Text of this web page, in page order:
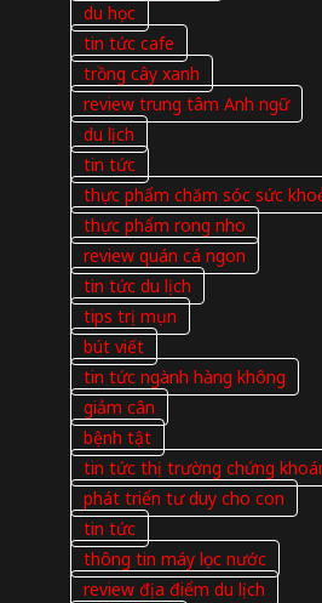
du học
tin tức cafe
trồng cây xanh
review trung tâm Anh ngữ
du lịch
tin tức
thực phẩm chăm sóc sức
thực phẩm rong nho
review quán cá ngon
tin tức du lịch
tips trị mụn
bút viết
tin tức ngành hàng không
giảm cân
bệnh tật
tin tức thị trường chứng
phát triển tư duy cho con
tin tức
thông tin máy lọc nước
review địa điểm du lịch